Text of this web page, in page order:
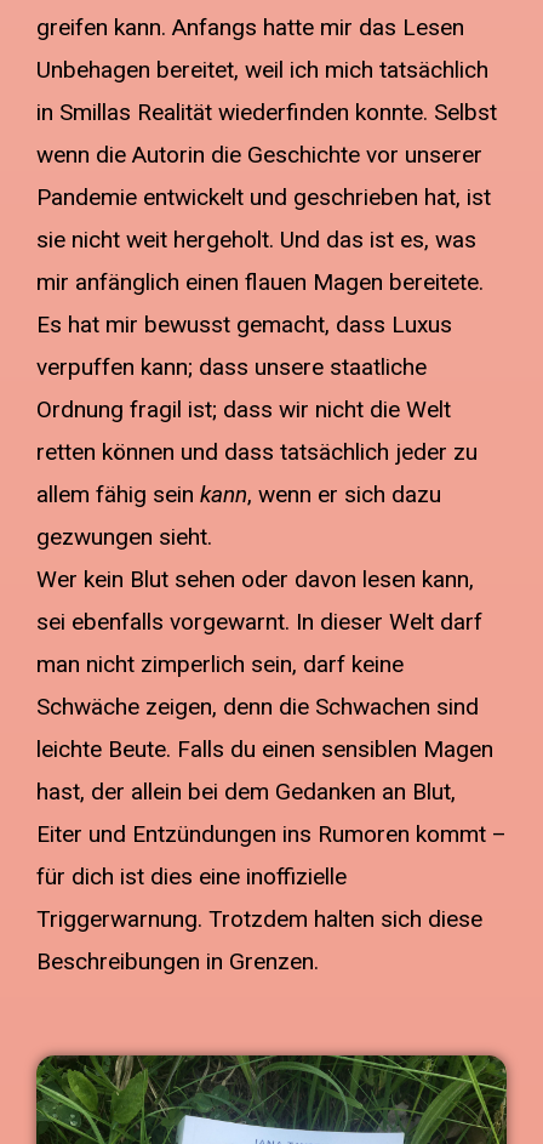
greifen kann. Anfangs hatte mir das Lesen
Unbehagen bereitet, weil ich mich tatsächlich
in Smillas Realität wiederfinden konnte. Selbst
wenn die Autorin die Geschichte vor unserer
Pandemie entwickelt und geschrieben hat, ist
sie nicht weit hergeholt. Und das ist es, was
mir anfänglich einen flauen Magen bereitete.
Es hat mir bewusst gemacht, dass Luxus
verpuffen kann; dass unsere staatliche
Ordnung fragil ist; dass wir nicht die Welt
retten können und dass tatsächlich jeder zu
allem fähig sein kann, wenn er sich dazu
gezwungen sieht.
Wer kein Blut sehen oder davon lesen kann,
sei ebenfalls vorgewarnt. In dieser Welt darf
man nicht zimperlich sein, darf keine
Schwäche zeigen, denn die Schwachen sind
leichte Beute. Falls du einen sensiblen Magen
hast, der allein bei dem Gedanken an Blut,
Eiter und Entzündungen ins Rumoren kommt –
für dich ist dies eine inoffizielle
Triggerwarnung. Trotzdem halten sich diese
Beschreibungen in Grenzen.